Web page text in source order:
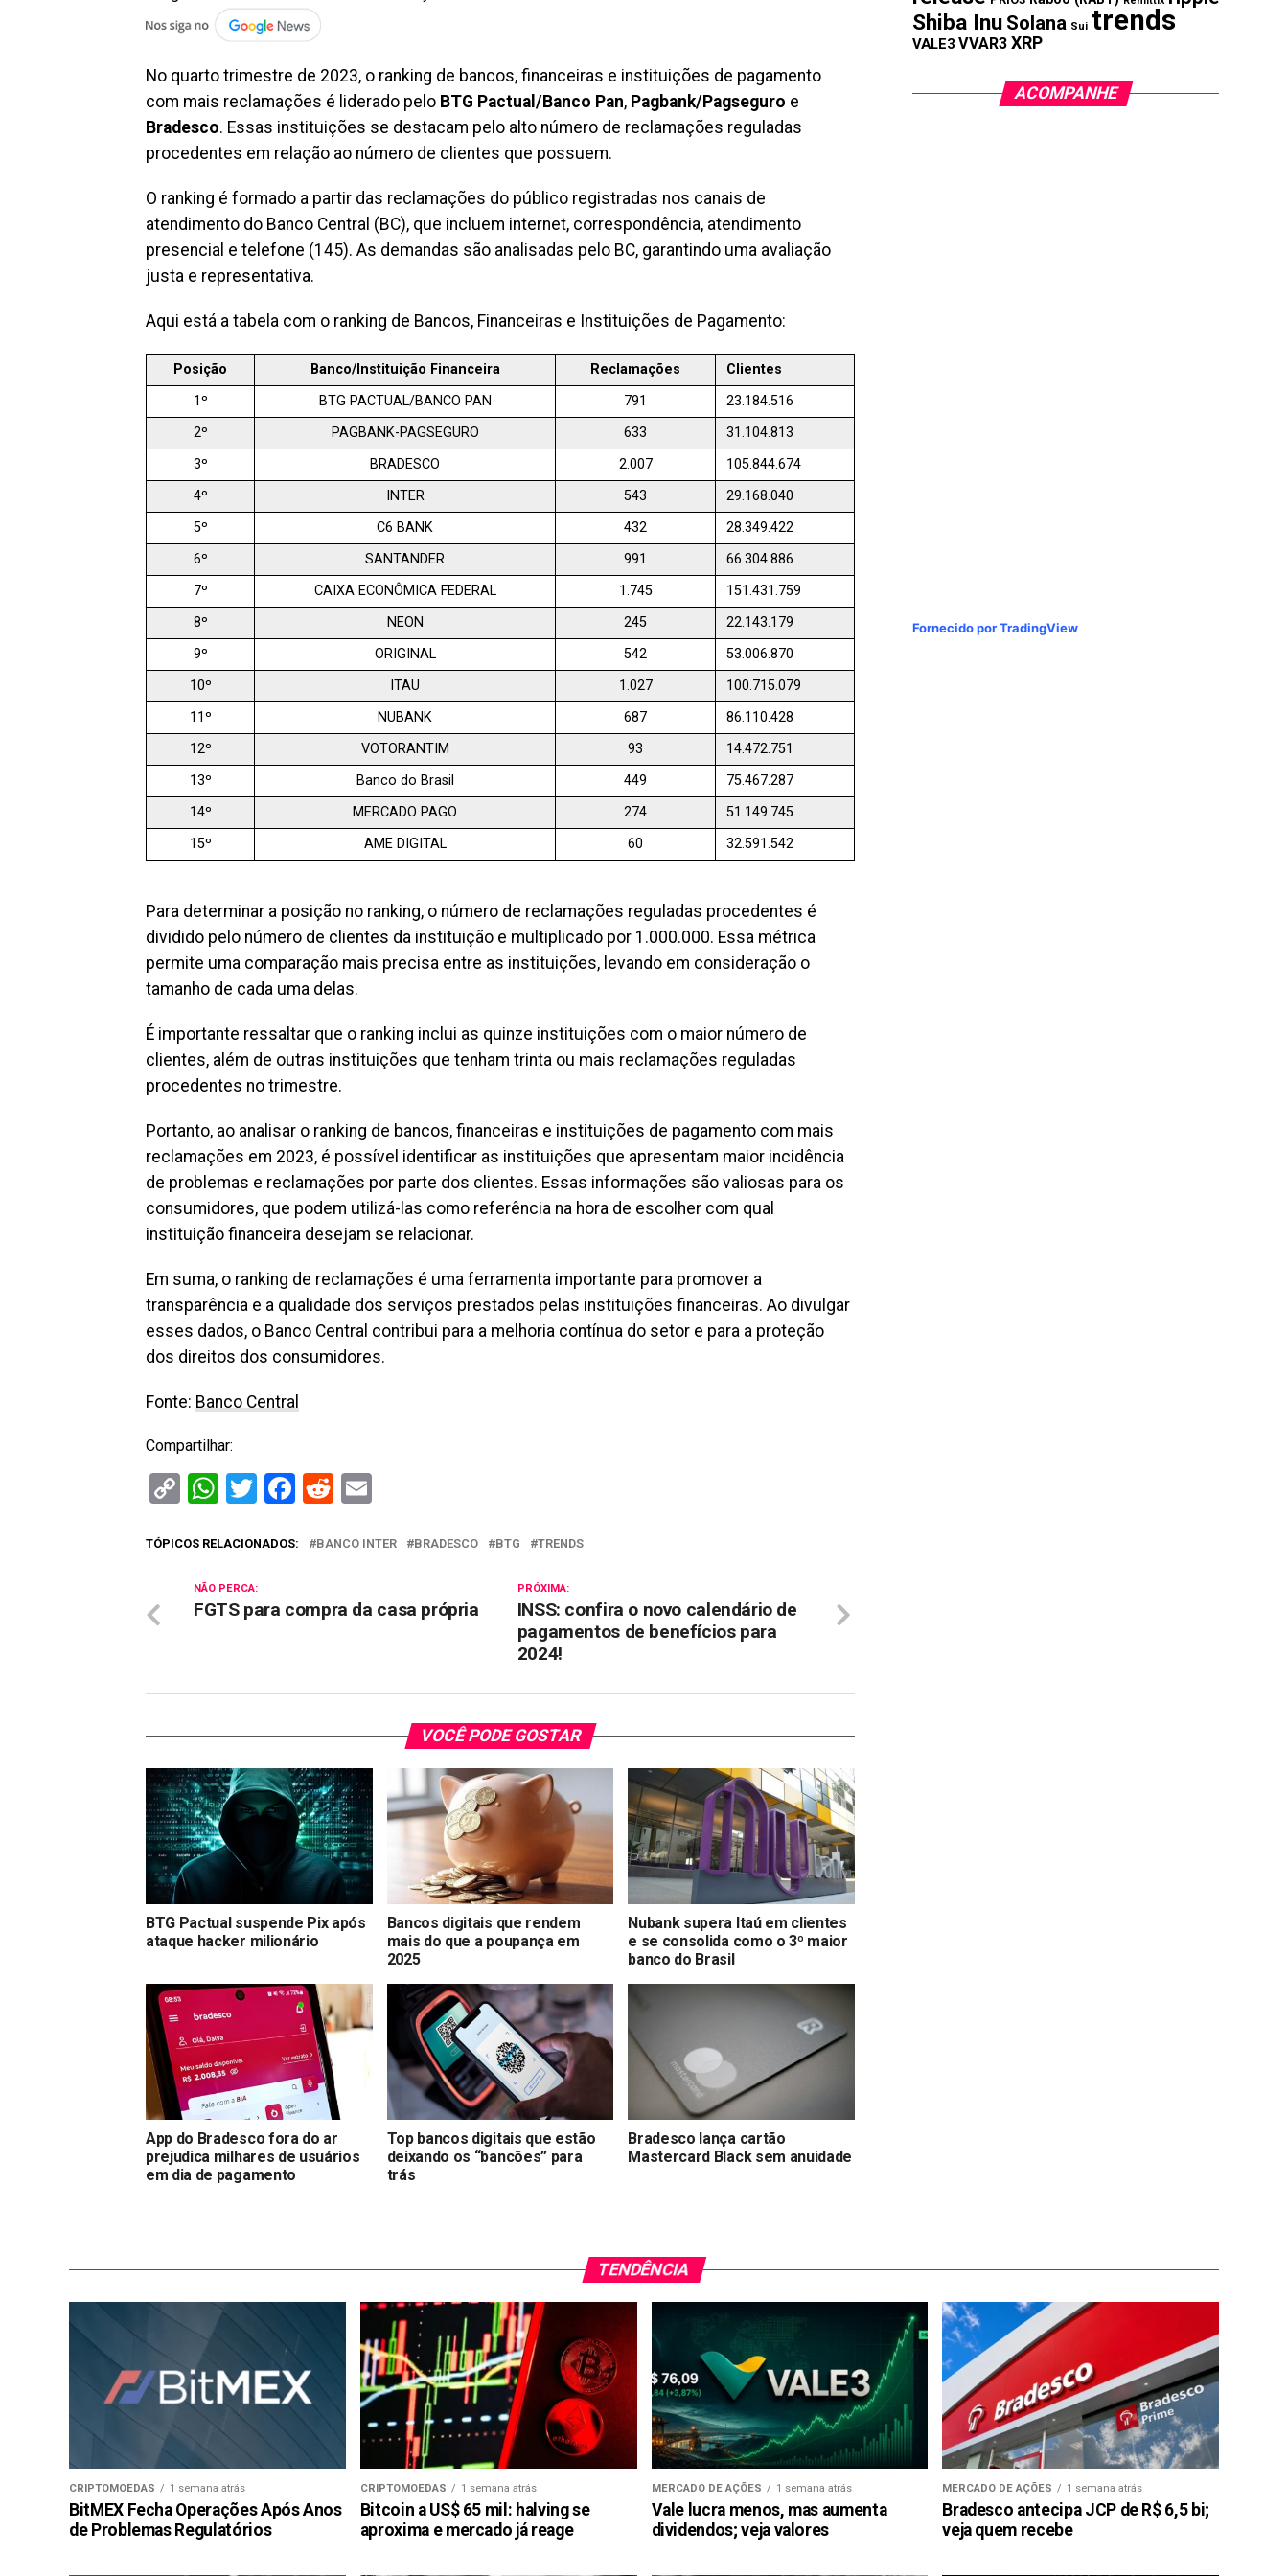
No quarto trimestre de 2023, o ranking de bancos, financeiras e instituições de pagamento
com mais reclamações é liderado pelo BTG Pactual/Banco Pan, Pagbank/Pagseguro e
Bradesco. Essas instituições se destacam pelo alto número de reclamações reguladas
procedentes em relação ao número de clientes que possuem.
O ranking é formado a partir das reclamações do público registradas nos canais de
atendimento do Banco Central (BC), que incluem internet, correspondência, atendimento
presencial e telefone (145). As demandas são analisadas pelo BC, garantindo uma avaliação
justa e representativa.
Aqui está a tabela com o ranking de Bancos, Financeiras e Instituições de Pagamento:
Posição Banco/Instituição Financeira Reclamações
Clientes
1º
BTG PACTUAL/BANCO PAN 791
23.184.516
2º
PAGBANK-PAGSEGURO 633
31.104.813
3º
BRADESCO 2.007
105.844.674
4º
INTER 543
29.168.040
5º
C6 BANK 432
28.349.422
6º
SANTANDER 991
66.304.886
7º
CAIXA ECONÔMICA FEDERAL 1.745
151.431.759
8º
NEON 245
22.143.179
9º
ORIGINAL 542
53.006.870
10º
ITAU 1.027
100.715.079
11º
NUBANK 687
86.110.428
12º
VOTORANTIM 93
14.472.751
13º
Banco do Brasil 449
75.467.287
14º
MERCADO PAGO 274
51.149.745
15º
AME DIGITAL 60 32.591.542
Para determinar a posição no ranking, o número de reclamações reguladas procedentes é
dividido pelo número de clientes da instituição e multiplicado por 1.000.000. Essa métrica
permite uma comparação mais precisa entre as instituições, levando em consideração o
tamanho de cada uma delas.
É importante ressaltar que o ranking inclui as quinze instituições com o maior número de
clientes, além de outras instituições que tenham trinta ou mais reclamações reguladas
procedentes no trimestre.
Portanto, ao analisar o ranking de bancos, financeiras e instituições de pagamento com mais
reclamações em 2023, é possível identificar as instituições que apresentam maior incidência
de problemas e reclamações por parte dos clientes. Essas informações são valiosas para os
consumidores, que podem utilizá-las como referência na hora de escolher com qual
instituição financeira desejam se relacionar.
Em suma, o ranking de reclamações é uma ferramenta importante para promover a
transparência e a qualidade dos serviços prestados pelas instituições financeiras. Ao divulgar
esses dados, o Banco Central contribui para a melhoria contínua do setor e para a proteção
dos direitos dos consumidores.
Fonte: Banco Central
Compartilhar:
CopyWhatsApp
Twitter
Facebook
Reddit
TÓPICOS RELACIONADOS: BANCO INTER BRADESCO BTG TRENDS
PRÓXIMA:
INSS: confira o novo calendário de
pagamentos de benefícios para
2024!
NÃO PERCA:
FGTS para compra da casa própria
VOCÊ PODE GOSTAR
BTG Pactual suspende Pix após
ataque hacker milionário
Bancos digitais que rendem
mais do que a poupança em
2025
Nubank supera Itaú em clientes
e se consolida como o 3º maior
banco do Brasil
App do Bradesco fora do ar
prejudica milhares de usuários
em dia de pagamento
Top bancos digitais que estão
deixando os “bancões” para
trás
Bradesco lança cartão
Mastercard Black sem anuidade
Shiba Inu Solana Sui trends
VALE3 VVAR3 XRP
ACOMPANHE
Fornecido por TradingView
TENDÊNCIA
CRIPTOMOEDAS 1 semana atrás
BitMEX Fecha Operações Após Anos
de Problemas Regulatórios
CRIPTOMOEDAS 1 semana atrás
Bitcoin a US$ 65 mil: halving se
aproxima e mercado já reage
MERCADO DE AÇÕES 1 semana atrás
Vale lucra menos, mas aumenta
dividendos; veja valores
MERCADO DE AÇÕES 1 semana atrás
Bradesco antecipa JCP de R$ 6,5 bi;
veja quem recebe